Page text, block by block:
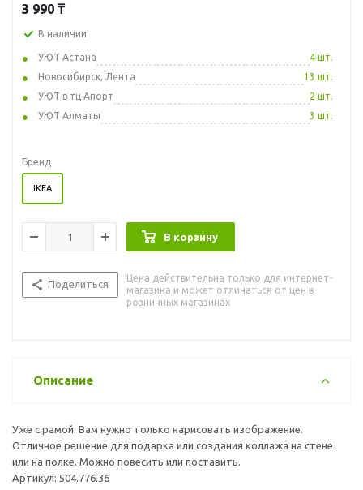
3 990 ₸
В наличии
УЮТ Астана
4 шт.
Новосибирск, Лента
13 шт.
УЮТ в тц Апорт
2 шт.
УЮТ Алматы
3 шт.
Бренд
IKEA
В корзину
Поделиться
Цена действительна только для интернет-
магазина и может отличаться от цен в
розничных магазинах
Описание
Уже с рамой. Вам нужно только нарисовать изображение.
Отличное решение для подарка или создания коллажа на стене
или на полке. Можно повесить или поставить.
Артикул: 504.776.36